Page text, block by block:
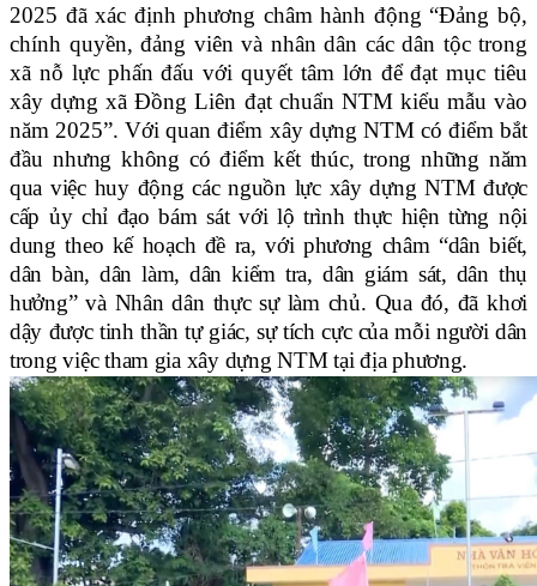
2025 đã xác định phương châm hành động “Đảng bộ,
chính quyền, đảng viên và nhân dân các dân tộc trong
xã nỗ lực phấn đấu với quyết tâm lớn để đạt mục tiêu
xây dựng xã Đồng Liên đạt chuẩn NTM kiểu mẫu vào
năm 2025”. Với quan điểm xây dựng NTM có điểm bắt
đầunhưng không có điểm kết thúc, trong những năm
qua việc huy động các nguồn lực xây dựng NTM được
cấp ủy chỉ đạo bám sát với lộ trình thực hiện từng nội
dung theo kế hoạch đề ra, với phương châm “dân biết,
dân bàn, dân làm, dân kiểm tra, dân giám sát, dân thụ
hưởng” và Nhân dân thực sự làm chủ. Qua đó, đã khơi
dậy được tinh thần tự giác, sự tích cực của mỗi người dân
trong việc tham gia xây dựng NTM tại địa phương.